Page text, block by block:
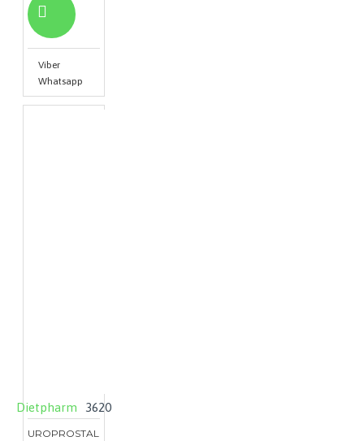
Viber
Whatsapp
Dietpharm 3620
UROPROSTAL